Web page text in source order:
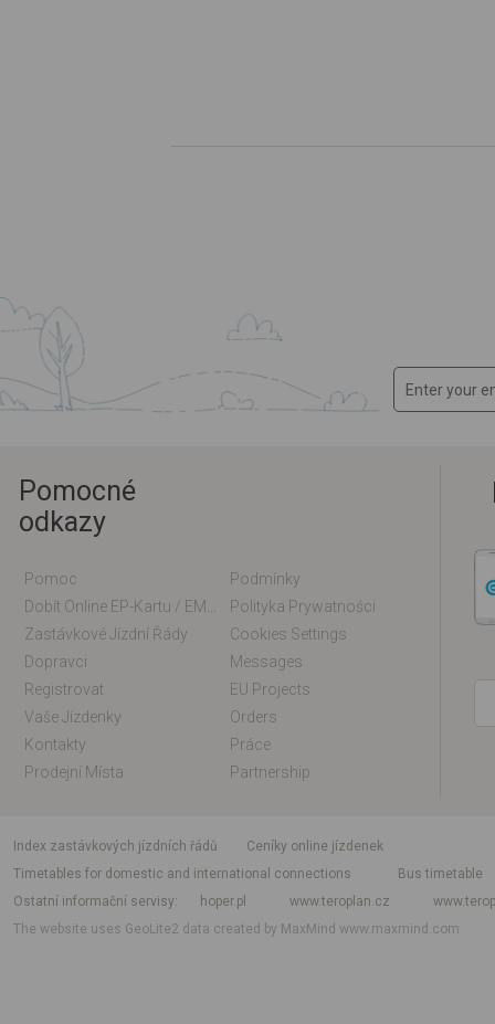
Pomocné
odkazy
Pomoc
Podmínky
Polityka Prywatności
Zastávkové Jízdní Řády
Cookies Settings
Dopravci
Messages
Registrovat
EU Projects
Vaše Jízdenky
Orders
Kontakty
Práce
Prodejní Místa
Partnership
index zastávkových jízdních řádů
Ceníky online jízdenek
Timetables for domestic and international connections
Bus timetable
Ostatní informační servisy
hoper.pl www.teroplan.cz
The website uses GeoLite2 data created by MaxMindwww.maxmind.com